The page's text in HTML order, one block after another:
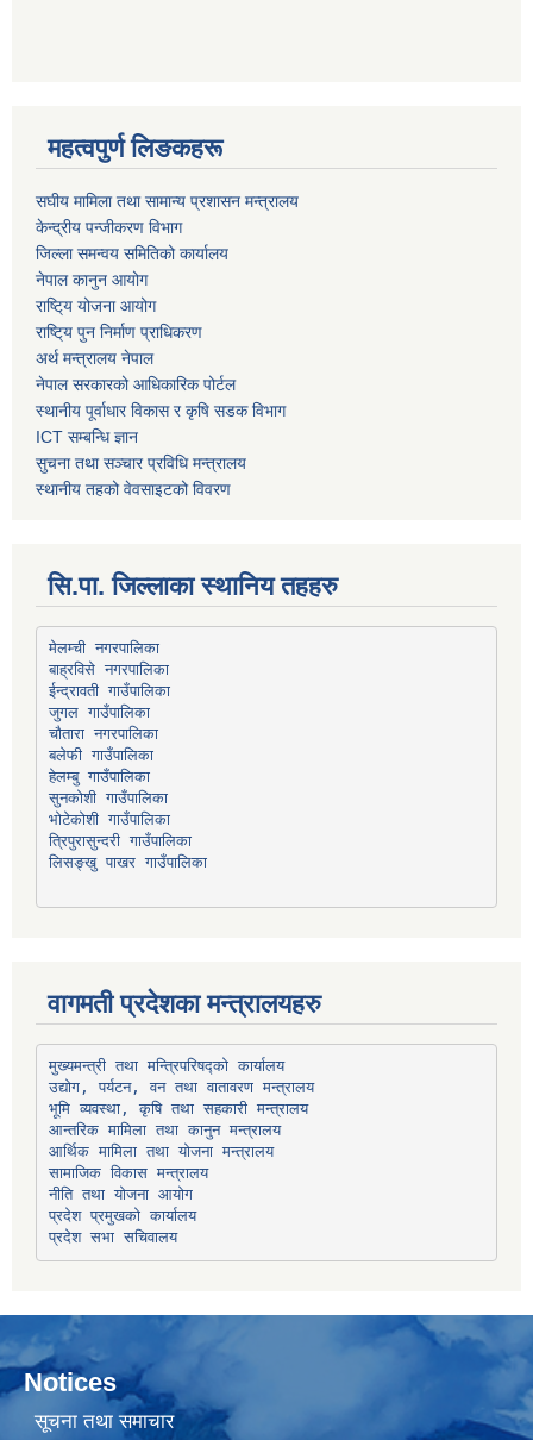
महत्वपुर्ण लिङकहरू
स‌घीय मामिला तथा सामान्य प्रशासन मन्त्रालय
केन्द्रीय पन्जीकरण विभाग
जिल्ला समन्वय समितिको कार्यालय
नेपाल कानुन आयोग
राष्टि्य योजना आयोग
राष्टि्य पुन निर्माण प्राधिकरण
अर्थ मन्त्रालय नेपाल
नेपाल सरकारको आधिकारिक पोर्टल
स्थानीय पूर्वाधार विकास र कृषि सडक विभाग
ICT सम्बन्धि ज्ञान
सुचना तथा सञ्चार प्रविधि मन्त्रालय
स्थानीय तहको वेवसाइटको विवरण
सि.पा. जिल्लाका स्थानिय तहहरु
मेलम्ची नगरपालिका
बाह्रविसे नगरपालिका
ईन्द्रावती गाउँपालिका
जुगल गाउँपालिका
चौतारा नगरपालिका
बलेफी गाउँपालिका
हेलम्बु गाउँपालिका
सुनकोशी गाउँपालिका
भोटेकोशी गाउँपालिका
त्रिपुरासुन्दरी गाउँपालिका
लिसङ्खु पाखर गाउँपालिका
वागमती प्रदेशका मन्त्रालयहरु
मुख्यमन्त्री तथा मन्त्रिपरिषद्को कार्यालय
उद्योग, पर्यटन, वन तथा वातावरण मन्त्रालय
भूमि व्यवस्था, कृषि तथा सहकारी मन्त्रालय
आन्तरिक मामिला तथा कानुन मन्त्रालय
आर्थिक मामिला तथा योजना मन्त्रालय
सामाजिक विकास मन्त्रालय
नीति तथा योजना आयोग
प्रदेश प्रमुखको कार्यालय
प्रदेश सभा सचिवालय
Notices
सूचना तथा समाचार